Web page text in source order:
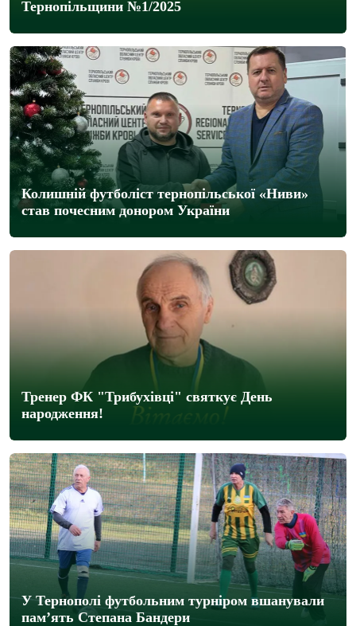
Тернопільщини №1/2025
Колишній футболіст тернопільської «Ниви»
став почесним донором України
Тренер ФК "Трибухівці" святкує День
народження!
У Тернополі футбольним турніром вшанували
пам’ять Степана Бандери